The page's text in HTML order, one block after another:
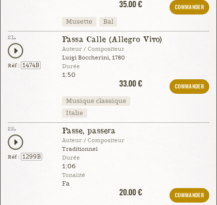
35.00 €
COMMANDER
Musette Bal
21.
Réf : 1474B
Passa Calle (Allegro Vivo)
Auteur / Compositeur
Luigi Boccherini, 1780
Durée
1:50
33.00 €
COMMANDER
Musique classique
Italie
22.
Réf : 1299B
Passe, passera
Auteur / Compositeur
Traditionnel
Durée
1:06
Tonalité
Fa
20.00 €
COMMANDER